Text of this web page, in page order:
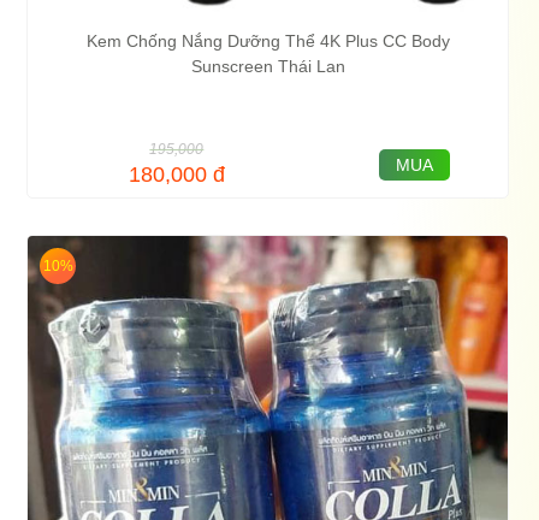
Kem Chống Nắng Dưỡng Thể 4K Plus CC Body
Sunscreen Thái Lan
195,000
180,000 đ MUA
10%